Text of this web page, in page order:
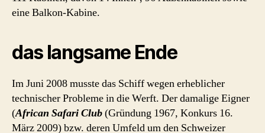
eine Balkon-Kabine.
das langsame Ende
Im Juni 2008 musste das Schiff wegen erheblicher
technischer Probleme in die Werft. Der damalige Eigner
(African Safari Club(Gründung 1967, Konkurs 16.
März 2009) bzw. deren Umfeld um den Schweizer